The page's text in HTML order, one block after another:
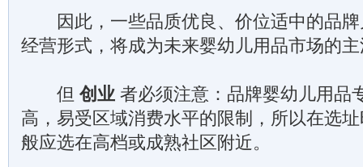
因此，一些品质优良、价位适中的品牌
经营形式，将成为未来婴幼儿用品市场的
但 创业 者必须注意：品牌婴幼儿用品
高，易受区域消费水平的限制，所以在选
般应选在高档或成熟社区附近。